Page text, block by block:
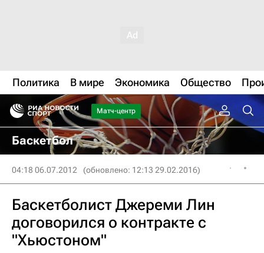
Политика В мире Экономика Общество
Матч-центр
Баскетбол
04:18 06.07.2012 (обновлено: 12:13 29.02.2016)
Баскетболист Джереми Лин
договорился о контракте с
"Хьюстоном"